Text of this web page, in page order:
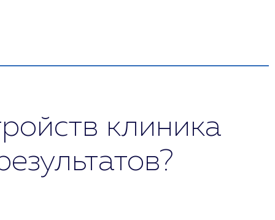
миографии, транскраниальной
клиника